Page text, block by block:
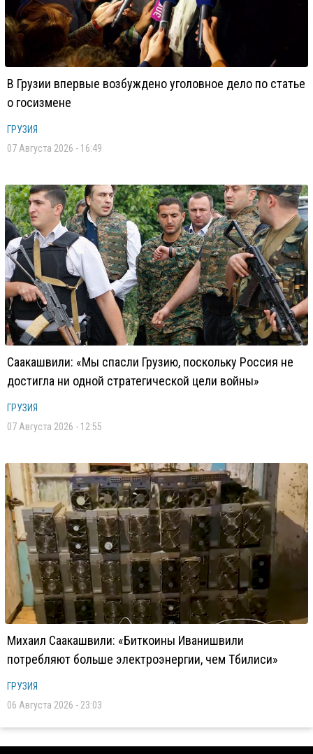
В Грузии впервые возбуждено уголовное дело по статье
о госизмене
ГРУЗИЯ
07 Августа 2026 - 16:49
Саакашвили: «Мы спасли Грузию, поскольку Россия не
достигла ни одной стратегической цели войны»
ГРУЗИЯ
07 Августа 2026 - 12:55
Михаил Саакашвили: «Биткоины Иванишвили
потребляют больше электроэнергии, чем Тбилиси»
ГРУЗИЯ
06 Августа 2026 - 23:03